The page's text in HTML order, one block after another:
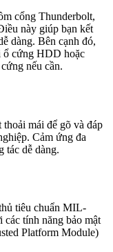
cổng Thunderbolt,
này giúp bạn kết
dàng. Bên cạnh đó,
ổ cứng HDD hoặc
nếu cần.
thoải mái để gõ và đáp
Cảm ứng đa
tác dễ dàng.
tiêu chuẩn MIL-
tính năng bảo mật
Platform Module)